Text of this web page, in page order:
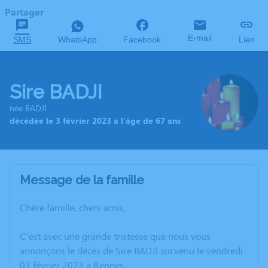
Partager
SMS WhatsApp Facebook E-mail Lien
Sire BADJI
née BADJI
décédée le 3 février 2023 à l'âge de 67 ans
Message de la famille
Chère famille, chers amis,
C’est avec une grande tristesse que nous vous
annonçons le décès de Sire BADJI survenu le vendredi
03 février 2023 à Rennes.